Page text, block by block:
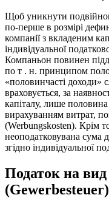
Щоб уникнути
по-перше в розмірі
компанії з вкладеним
індивідуальної
Компаньон повинен
по т . н. принципом
«половинчасті доходи»
враховується, за
капіталу, лише
вирахуванням витрат,
(Werbungskosten). Крім
неоподатковувана сума
згідно індивідуальної
Податок на вид
(Gewerbesteuer)